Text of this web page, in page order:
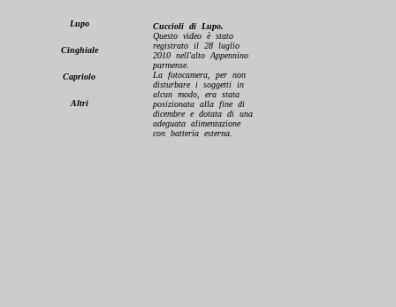
Lupo
Cinghiale
Capriolo
Altri
Cuccioli di Lupo.
Questo video è stato
registrato il 28 luglio
2010 nell'alto Appennino
parmense.
La fotocamera, per non
disturbare i soggetti in
alcun modo, era stata
posizionata alla fine di
dicembre e dotata di una
adeguata alimentazione
con batteria esterna.